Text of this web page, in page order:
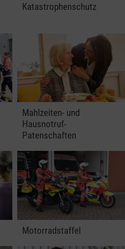
Katastrophenschutz
Mahlzeiten- und
Hausnotruf-
Patenschaften
Motorradstaffel